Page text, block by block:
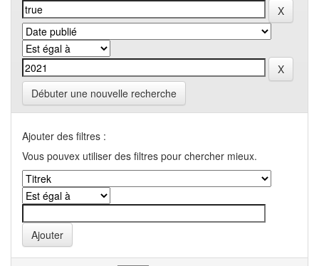
Débuter une nouvelle recherche
Ajouter des filtres :
Vous pouvex utiliser des filtres pour chercher mieux.